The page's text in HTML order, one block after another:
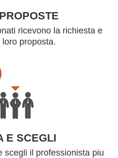
ricevono la richiesta e
loro proposta.
E SCEGLI
scegli il professionista piu